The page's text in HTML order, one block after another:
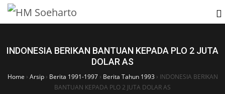
INDONESIA BERIKAN BANTUAN KEPADA PLO 2 JUTA
DOLAR AS
Home › Arsip› Berita 1991-1997› Berita Tahun 1993› INDONESIA BERIKAN
BANTUAN KEPADA PLO 2 JUTA DOLAR AS